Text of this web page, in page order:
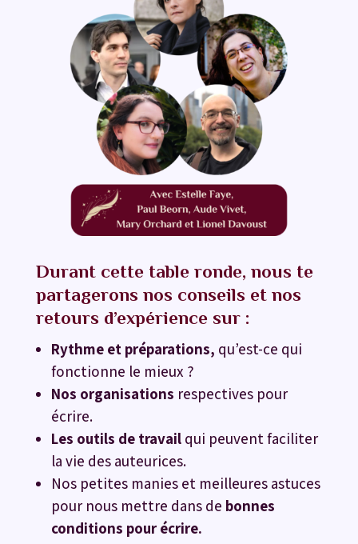
Durant cette table ronde, nous te
partagerons nos conseils et nos
retours d’expérience sur :
Rythme et préparations, qu’est-ce qui
fonctionne le mieux ?
Nos organisations respectives pour
écrire.
Les outils de travail qui peuvent faciliter
la vie des auteurices.
Nos petites manies et meilleures astuces
pour nous mettre dans de bonnes
conditions pour écrire.